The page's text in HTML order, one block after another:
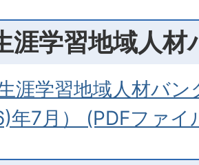
涯学習地域人材
涯学習地域人材バン
年7月） (PDFファイ